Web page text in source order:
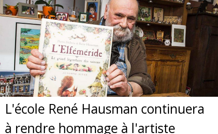
L'école René Hausman continuera
à rendre hommage à l'artiste